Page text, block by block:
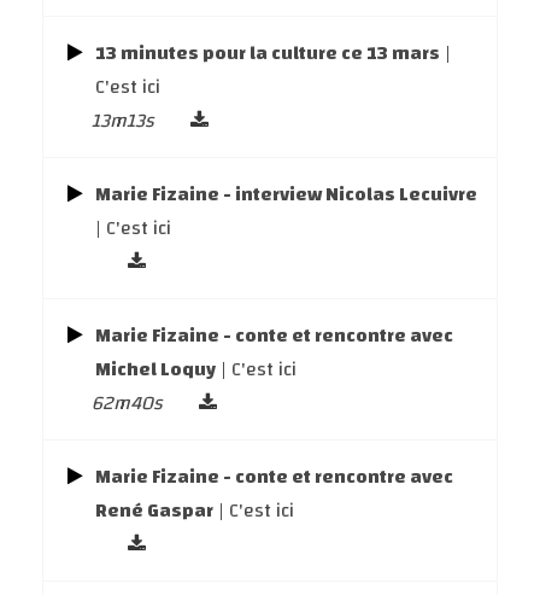
13 minutes pour la culture ce 13 mars |
C'est ici
13m13s
Marie Fizaine - interview Nicolas Lecuivre
| C'est ici
Marie Fizaine - conte et rencontre avec
Michel Loquy | C'est ici
62m40s
Marie Fizaine - conte et rencontre avec
René Gaspar | C'est ici